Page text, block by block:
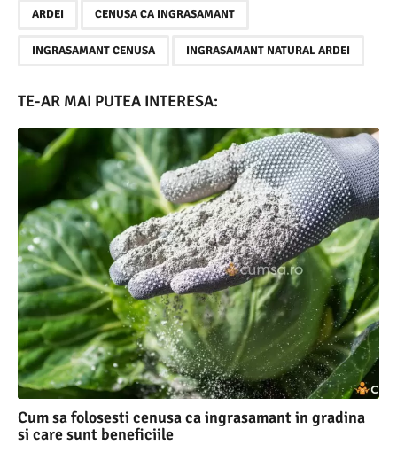
ARDEI CENUSA CA INGRASAMANT
INGRASAMANT CENUSA INGRASAMANT NATURAL ARDEI
TE-AR MAI PUTEA INTERESA:
Cum sa folosesti cenusa ca ingrasamant in gradina
si care sunt beneficiile